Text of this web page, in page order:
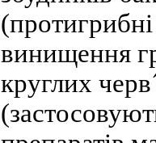
винищення
круглих